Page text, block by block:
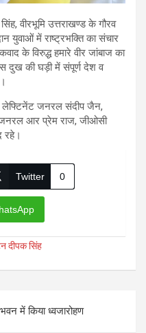
वीरभूमि उत्तराखण्ड के गौरव
युवाओं में राष्ट्रभक्ति का संचार
के विरुद्ध हमारे वीर जांबाज का
इस दुख की घड़ी में संपूर्ण देश व
लेफ्टिनेंट जनरल संदीप जैन,
आर प्रेम राज, जीओसी
रहे।
Twitter 0
दीपक सिंह
में किया ध्वजारोहण